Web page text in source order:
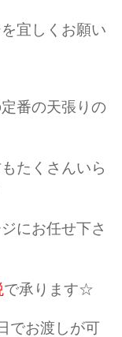
宜しくお願い
番の天張りの
たくさんいら
にお任せ下さ
で承ります☆
でお渡しが可